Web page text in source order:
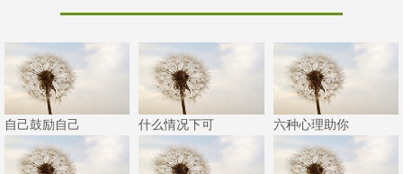
自己鼓励自己 什么情况下可 六种心理助你